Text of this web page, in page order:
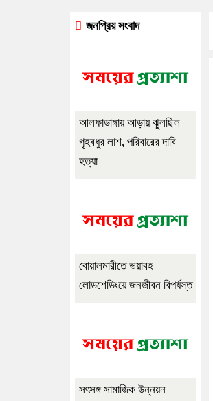
জনপ্রিয় সংবাদ
আলফাডাঙ্গায় আড়ায় ঝুলছিল
গৃহবধুর লাশ, পরিবারের দাবি
হত্যা
বোয়ালমারীতে ভয়াবহ
লোডশেডিংয়ে জনজীবন বিপর্যস্ত
সৎসঙ্গ সামাজিক উন্নয়ন